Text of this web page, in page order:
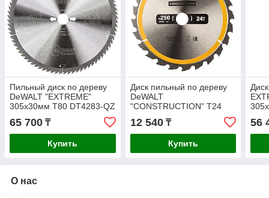
Пильный диск по дереву
DeWALT "EXTREME"
305x30мм T80 DT4283-QZ
65 700 ₸
Купить
Диск пильный по дереву
DeWALT
"CONSTRUCTION" T24
250х30мм DT1956-QZ
12 540₸
Купить
56
О нас